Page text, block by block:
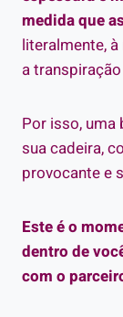
medida que
literalmente,
a
Por isso, uma
sua cadeira,
provocante e
Este é o
dentro de
com o